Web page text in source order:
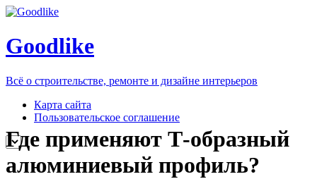
Goodlike
Всё о строительстве, ремонте и дизайне интерьеров
Карта сайта
Пользовательское соглашение
Где применяют Т-образный
алюминиевый профиль?